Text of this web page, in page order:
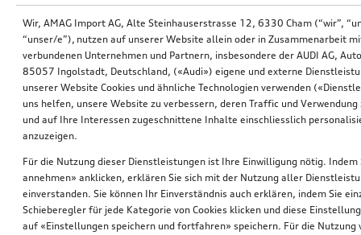
Wir, AMAG Import AG, Alte Steinhauserstrasse 12, 6330 Cham (“wir”,
“unser/e”), nutzen auf unserer Website allein oder in Zusammenarbeit
verbundenen Unternehmen und Partnern, insbesondere der AUDI AG,
85057 Ingolstadt, Deutschland, («Audi») eigene und externe
unserer Website Cookies und ähnliche Technologien verwenden
uns helfen, unsere Website zu verbessern, deren Traffic und Verwendung
und auf Ihre Interessen zugeschnittene Inhalte einschliesslich
anzuzeigen.
Für die Nutzung dieser Dienstleistungen ist Ihre Einwilligung nötig. Indem
annehmen» anklicken, erklären Sie sich mit der Nutzung aller
einverstanden. Sie können Ihr Einverständnis auch erklären, indem Sie
Schieberegler für jede Kategorie von Cookies klicken und diese
auf «Einstellungen speichern und fortfahren» speichern. Für die Nutzung